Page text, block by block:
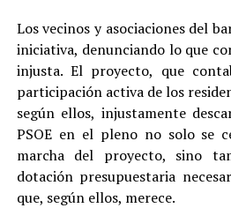
Los vecinos y asociaciones del
iniciativa, denunciando lo que
injusta. El proyecto, que
participación activa de los
según ellos, injustamente
PSOE en el pleno no solo se
marcha del proyecto, sino
dotación presupuestaria
que, según ellos, merece.